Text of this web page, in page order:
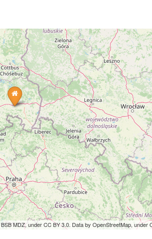
MDZ, under CC BY 3.0. Data by OpenStreetMap, under